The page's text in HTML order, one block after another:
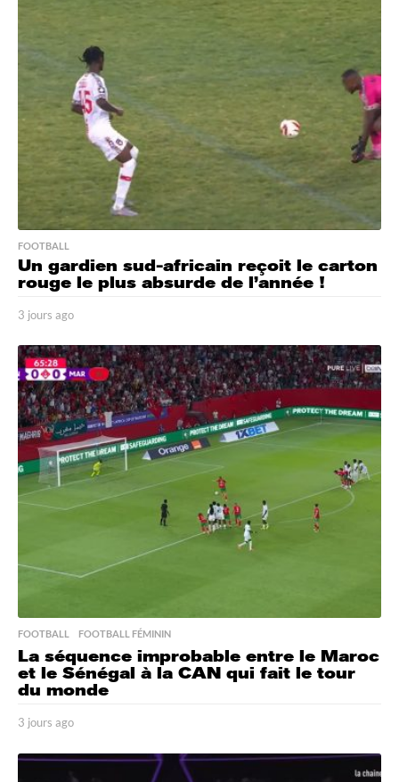
o
FOOTBALL
Un gardien sud-africain reçoit le carton
rouge le plus absurde de l’année !
3 jours ago
o
u
r
s
a
g
o
FOOTBALL ,FOOTBALL FÉMININ
La séquence improbable entre le Maroc
et le Sénégal à la CAN qui fait le tour
du monde
3 jours ago
o